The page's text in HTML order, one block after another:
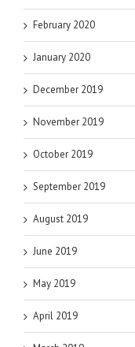
February 2020
January 2020
December 2019
November 2019
October 2019
September 2019
August 2019
June 2019
May 2019
April 2019